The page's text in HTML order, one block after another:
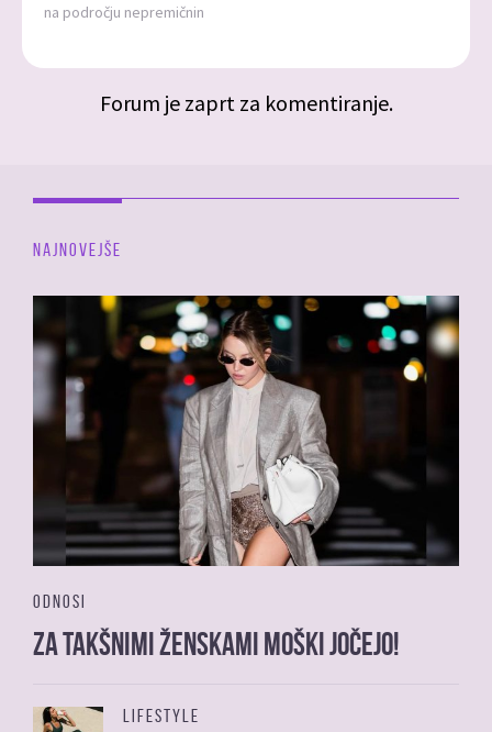
na področju nepremičnin
Forum je zaprt za komentiranje.
NAJNOVEJŠE
ODNOSI
Za takšnimi ženskami moški jočejo!
LIFESTYLE